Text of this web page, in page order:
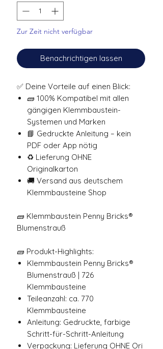
Zur Zeit nicht verfügbar
Benachrichtigen lassen
✅ Deine Vorteile auf einen Blick:
🧱 100% Kompatibel mit allen
gängigen Klemmbaustein-
Systemen und Marken
📘 Gedruckte Anleitung – kein
PDF oder App nötig
♻️ Lieferung OHNE
Originalkarton
🚚 Versand aus deutschem
Klemmbausteine Shop
🧱 Klemmbaustein Penny Bricks®
Blumenstrauß
🧱 Produkt-Highlights:
Klemmbaustein Penny Bricks®
Blumenstrauß | 726
Klemmbausteine
Teileanzahl: ca. 770
Klemmbausteine
Anleitung: Gedruckte, farbige
Schritt-für-Schritt-Anleitung
Verpackung: Lieferung OHNE Ori